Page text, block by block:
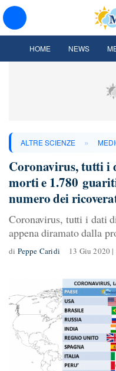
HOME NEWS
ALTRE SCIENZE »
Coronavirus, tutti i
morti e 1.780
numero dei
Coronavirus, tutti i dati
appena diramato dalla
di Peppe Caridi 13 Giu 2020